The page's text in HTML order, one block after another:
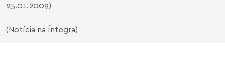
25.01.2009)
(Notícia na Íntegra)